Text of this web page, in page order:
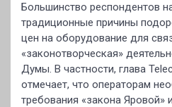
Большинство респондентов
традиционные причины
цен на оборудование для
«законотворческая»
Думы. В частности, глава
отмечает, что операторам
требования «закона Яровой»